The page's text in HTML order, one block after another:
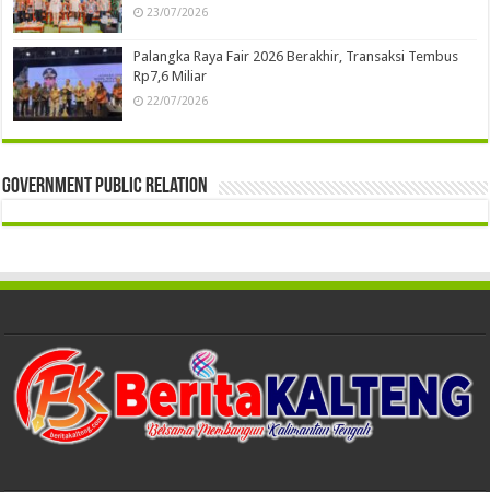
23/07/2026
Palangka Raya Fair 2026 Berakhir, Transaksi Tembus
Rp7,6 Miliar
22/07/2026
Government Public Relation